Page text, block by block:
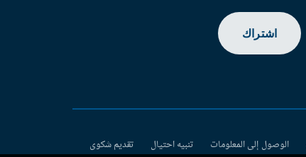
اشتراك
الوصول إلى المعلومات تنبيه احتيال تقديم شكوى